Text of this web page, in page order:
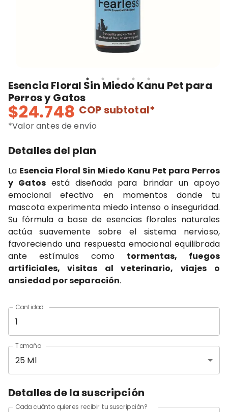
Esencia Floral Sin Miedo Kanu Pet para
Perros y Gatos
$24.748 COPsubtotal*
*Valor antes de envío
Detalles del plan
La Esencia Floral Sin Miedo Kanu Pet para Perros
y Gatosestá diseñada para brindar un apoyo
emocional efectivo en momentos donde tu
mascota experimenta miedo intenso o inseguridad.
Su fórmula a base de esencias florales naturales
actúa suavemente sobre el sistema nervioso,
favoreciendo una respuesta emocional equilibrada
ante estímulos como tormentas, fuegos
artificiales, visitas al veterinario, viajes o
ansiedad por separación.
Cantidad
Tamaño
25 Ml
Detalles de la suscripción
Cada cuánto quieres recibir tu suscripción?